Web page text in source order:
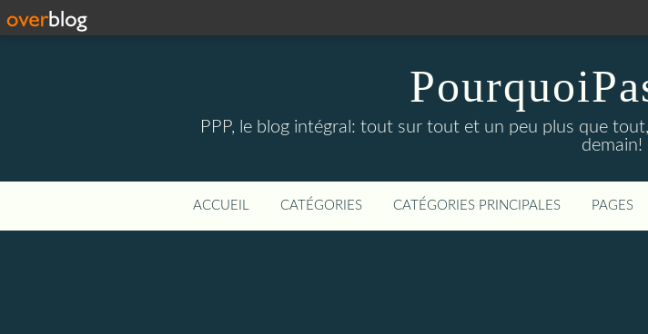
PPP, le blog intégral: tout sur tout et un peu plus que
demain!
ACCUEIL CATÉGORIES CATÉGORIES PRINCIPALES PAGES